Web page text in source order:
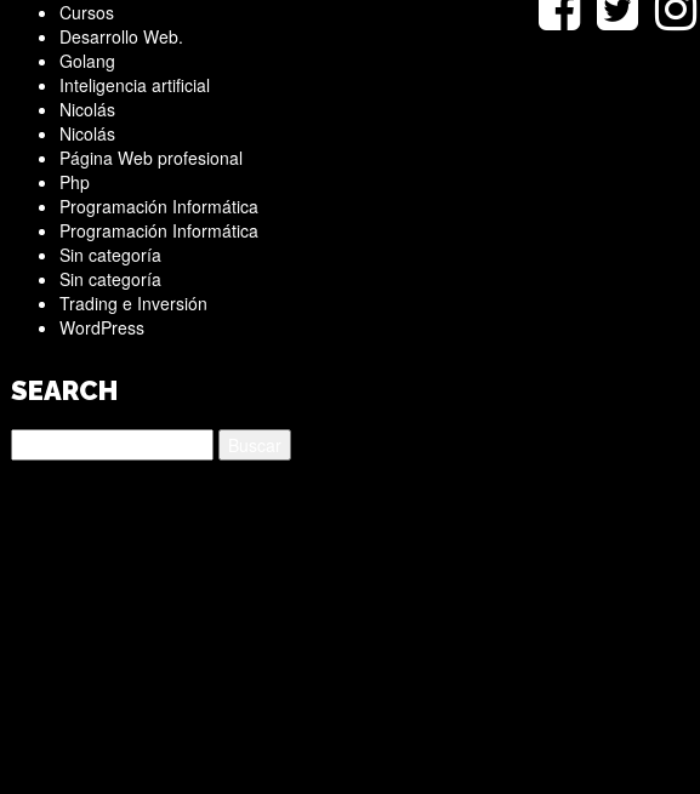
Cursos
Desarrollo Web.
Golang
Inteligencia artificial
Nicolás
Nicolás
Página Web profesional
Php
Programación Informática
Programación Informática
Sin categoría
Sin categoría
Trading e Inversión
WordPress
SEARCH